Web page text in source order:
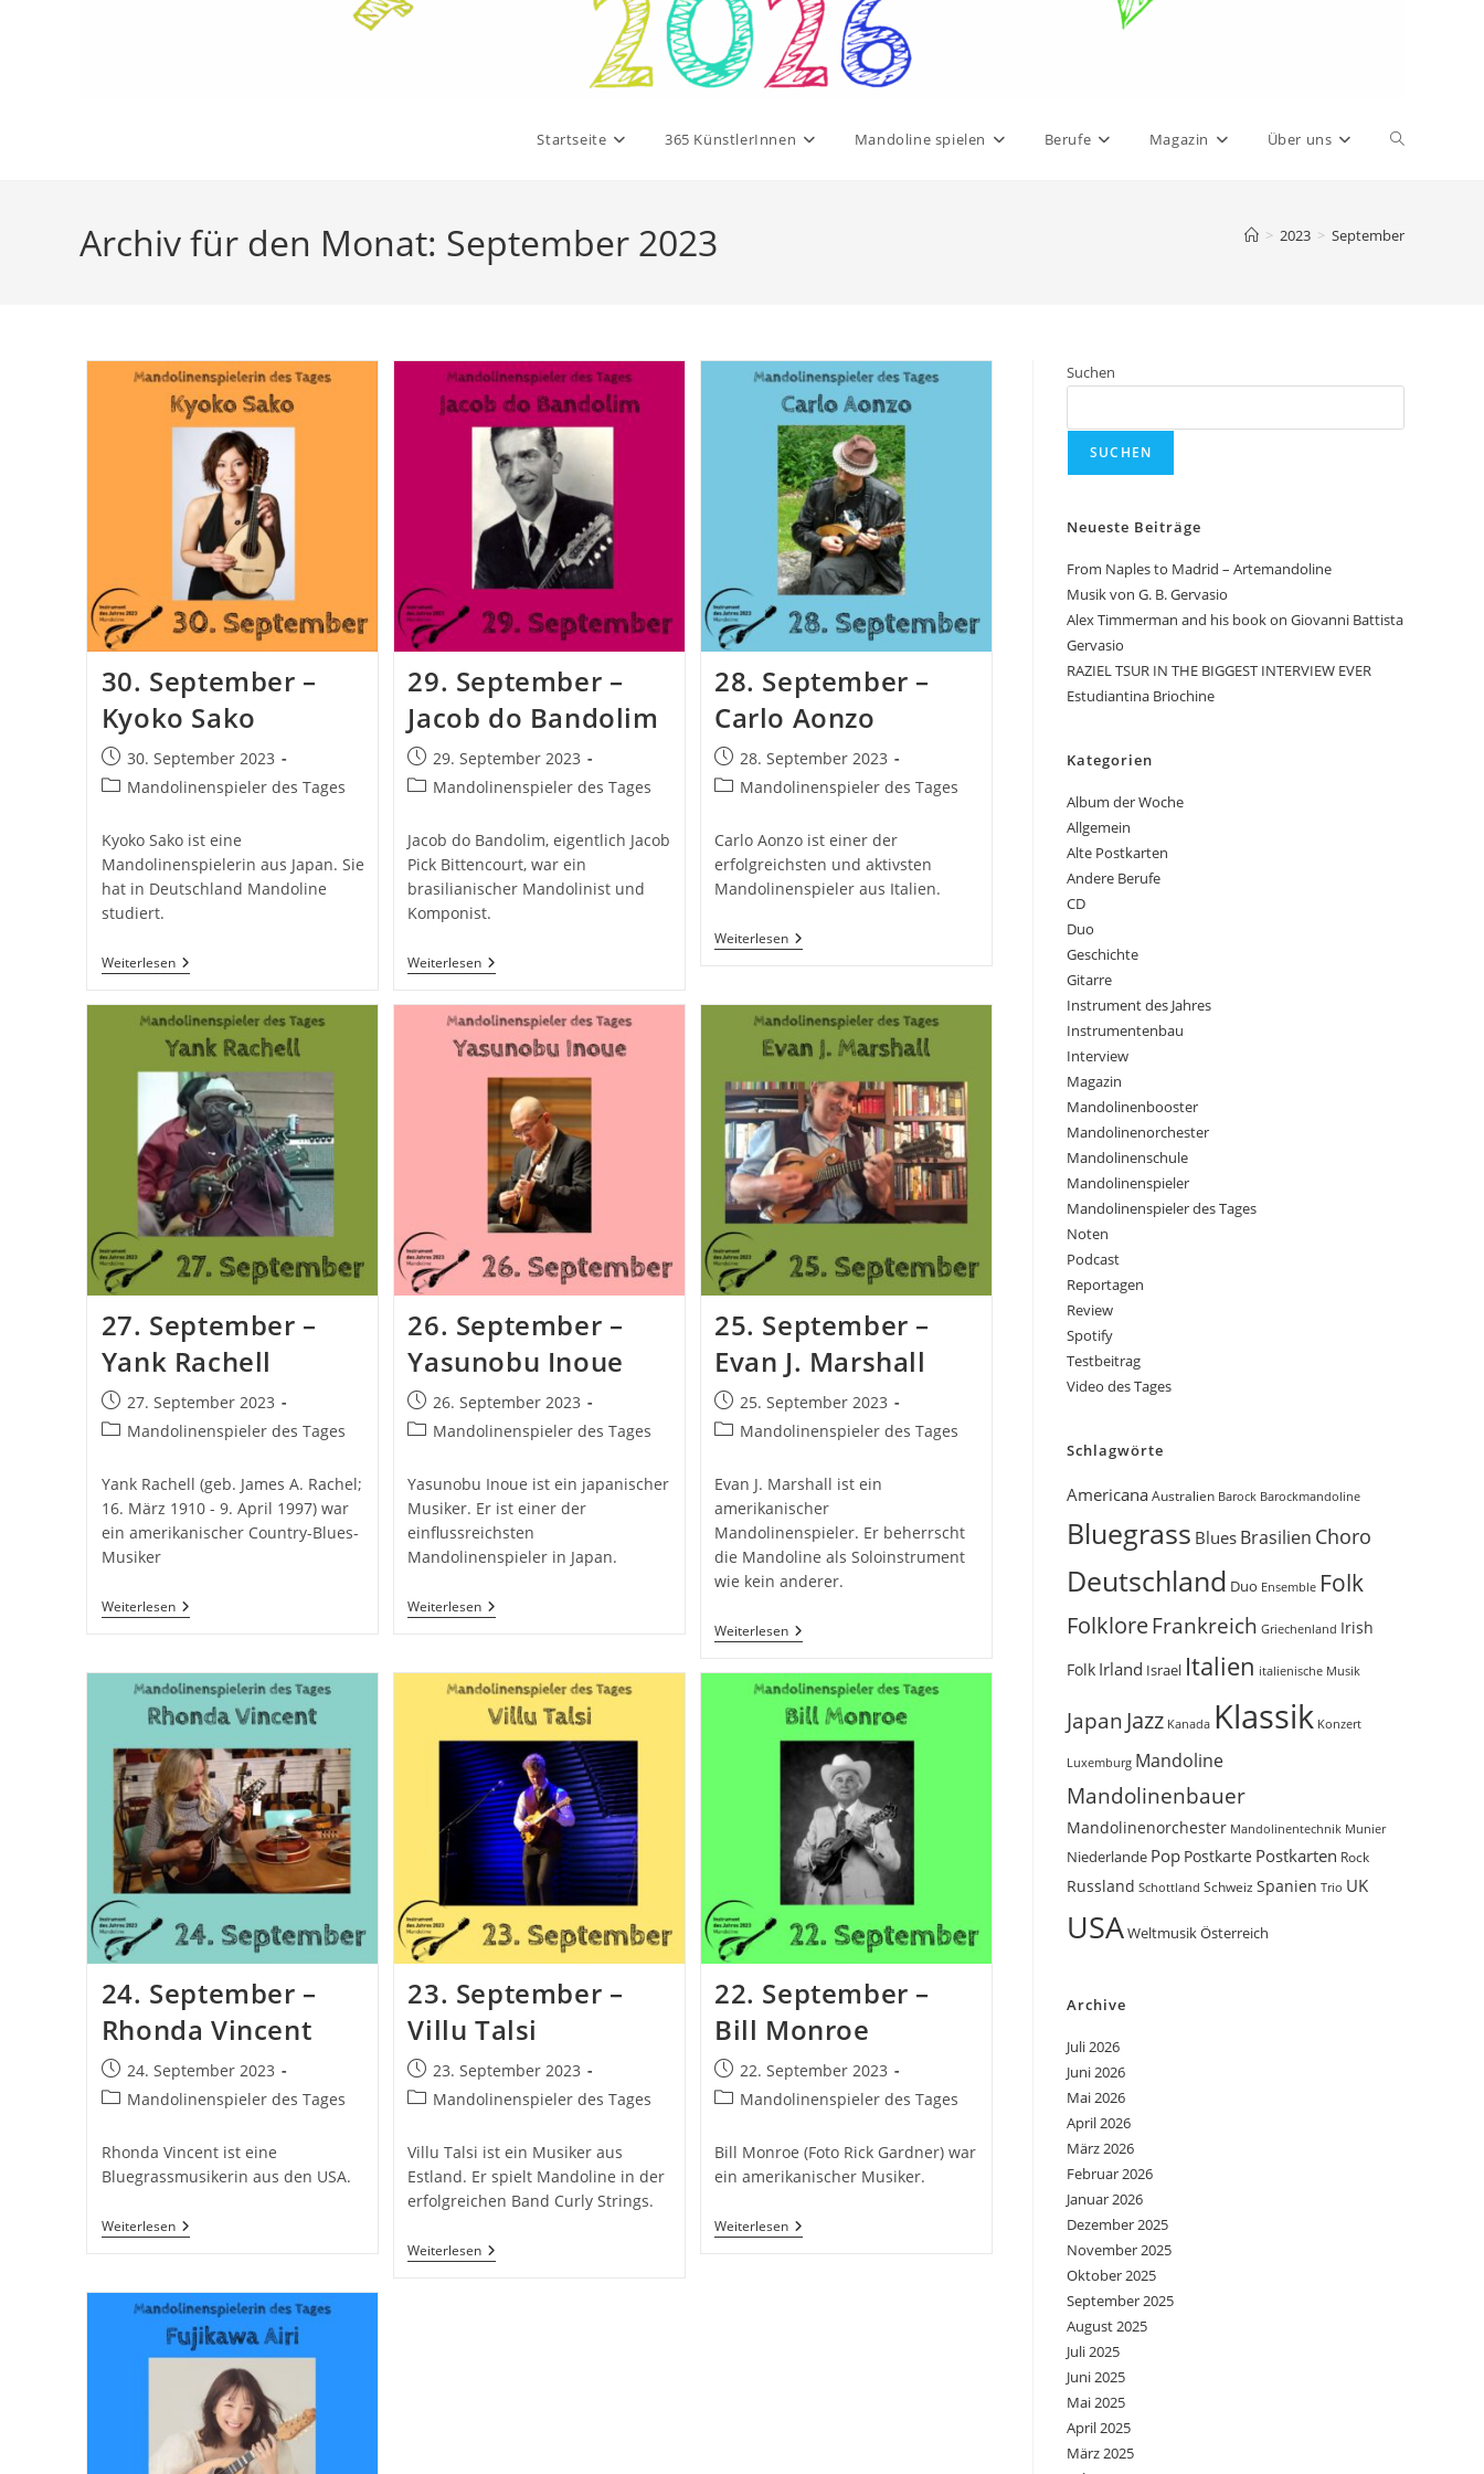
Startseite 365 KünstlerInnen Mandoline spielen Berufe Magazin Über uns Website-
Archiv für den Monat: September 2023 > 2023 > September
30. September –
Kyoko Sako
Beitrag
veröffentlicht:
30. September 2023
Beitrags-
Mandolinenspieler des Tages
Kyoko Sako ist eine
Mandolinenspielerin aus Japan. Sie
hat in Deutschland Mandoline
studiert.
Weiterlesen30.
September
Kyoko
Sako
29. September –
Jacob do Bandolim
Beitrag
veröffentlicht:
29. September 2023
Beitrags-
Mandolinenspieler des Tages
Jacob do Bandolim, eigentlich Jacob
Pick Bittencourt, war ein
brasilianischer Mandolinist und
Komponist.
Weiterlesen29.
September
Jacob
Do
Bandolim
28. September –
Carlo Aonzo
Beitrag
veröffentlicht:
28. September 2023
Beitrags-
Mandolinenspieler des Tages
Carlo Aonzo ist einer der
erfolgreichsten und aktivsten
Mandolinenspieler aus Italien.
Weiterlesen28.
September
Aonzo
27. September –
Yank Rachell
Beitrag
veröffentlicht:
27. September 2023
Beitrags-
Mandolinenspieler des Tages
Yank Rachell (geb. James A. Rachel;
16. März 1910 - 9. April 1997) war
ein amerikanischer Country-Blues-
Musiker
Weiterlesen27.
September
Rachell
26. September –
Yasunobu Inoue
Beitrag
veröffentlicht:
26. September 2023
Beitrags-
Mandolinenspieler des Tages
Yasunobu Inoue ist ein japanischer
Musiker. Er ist einer der
einflussreichsten
Mandolinenspieler in Japan.
Weiterlesen26.
September
Inoue
25. September –
Evan J. Marshall
Beitrag
veröffentlicht:
25. September 2023
Beitrags-
Mandolinenspieler des Tages
Evan J. Marshall ist ein
amerikanischer
Mandolinenspieler. Er beherrscht
die Mandoline als Soloinstrument
wie kein anderer.
Weiterlesen25.
September
Evan
J.
Marshall
24. September –
Rhonda Vincent
Beitrag
veröffentlicht:
24. September 2023
Beitrags-
Mandolinenspieler des Tages
Rhonda Vincent ist eine
Bluegrassmusikerin aus den USA.
Weiterlesen24.
September
Vincent
23. September –
Villu Talsi
Beitrag
veröffentlicht:
23. September 2023
Beitrags-
Mandolinenspieler des Tages
Villu Talsi ist ein Musiker aus
Estland. Er spielt Mandoline in der
erfolgreichen Band Curly Strings.
Weiterlesen23.
September
22. September –
Bill Monroe
Beitrag
veröffentlicht:
22. September 2023
Beitrags-
Mandolinenspieler des Tages
Bill Monroe (Foto Rick Gardner) war
ein amerikanischer Musiker.
Weiterlesen22.
September
Suchen
SUCHEN
Neueste Beiträge
From Naples to Madrid – Artemandoline
Musik von G. B. Gervasio
Alex Timmerman and his book on Giovanni Battista
Gervasio
RAZIEL TSUR IN THE BIGGEST INTERVIEW EVER
Estudiantina Briochine
Kategorien
Album der Woche
Allgemein
Alte Postkarten
Andere Berufe
CD
Duo
Geschichte
Gitarre
Instrument des Jahres
Instrumentenbau
Interview
Magazin
Mandolinenbooster
Mandolinenorchester
Mandolinenschule
Mandolinenspieler
Mandolinenspieler des Tages
Noten
Podcast
Reportagen
Review
Spotify
Testbeitrag
Video des Tages
Schlagwörte
AmericanaAustralien Barock Barockmandoline
Bluegrass Blues Brasilien Choro
Deutschland Duo Ensemble Folk
FolkloreFrankreich Griechenland Irish
Folk Irland Israel Italien italienische Musik
JapanJazz Kanada Klassik Konzert
Luxemburg Mandoline
Mandolinenbauer
Mandolinenorchester Mandolinentechnik Munier
Niederlande Pop Postkarte Postkarten Rock
Russland Schottland Schweiz Spanien Trio UK
USAWeltmusikÖsterreich
Archive
Juli 2026
Juni 2026
Mai 2026
April 2026
März 2026
Februar 2026
Januar 2026
Dezember 2025
November 2025
Oktober 2025
September 2025
August 2025
Juli 2025
Juni 2025
Mai 2025
April 2025
März 2025